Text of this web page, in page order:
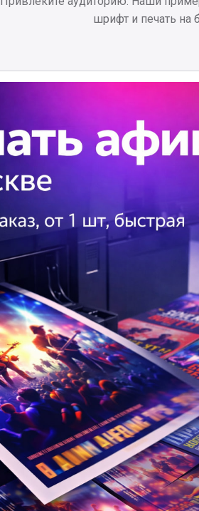
шрифт и печать на